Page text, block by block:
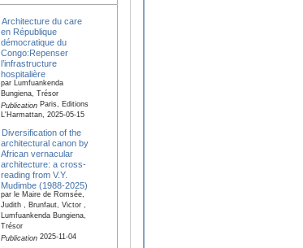
Architecture du care
en République
démocratique du
Congo:Repenser
l’infrastructure
hospitalière
par Lumfuankenda
Bungiena, Trésor
PublicationParis, Editions
L'Harmattan, 2025-05-15
Diversification of the
architectural canon by
African vernacular
architecture: a cross-
reading from V.Y.
Mudimbe (1988-2025)
par le Maire de Romsée,
Judith , Brunfaut, Victor ,
Lumfuankenda Bungiena,
Trésor
Publication2025-11-04